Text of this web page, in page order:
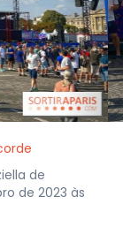
de
de 2023 às